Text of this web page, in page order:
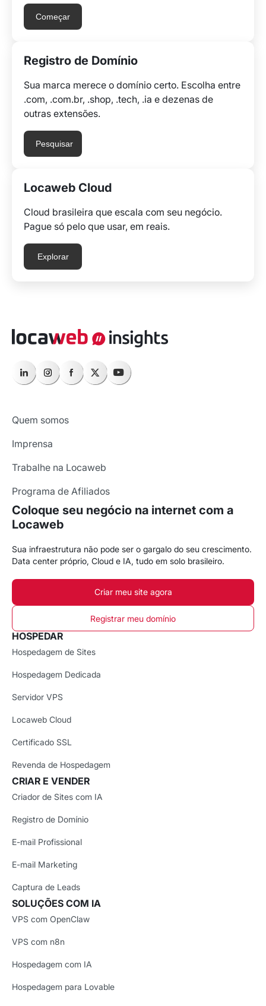
Começar
Registro de Domínio
Sua marca merece o domínio certo. Escolha entre
.com, .com.br, .shop, .tech, .ia e dezenas de
outras extensões.
Pesquisar
Locaweb Cloud
Cloud brasileira que escala com seu negócio.
Pague só pelo que usar, em reais.
Explorar
Quem somos
Imprensa
Trabalhe na Locaweb
Programa de Afiliados
Coloque seu negócio na internet com a
Locaweb
Sua infraestrutura não pode ser o gargalo do seu crescimento.
Data center próprio, Cloud e IA, tudo em solo brasileiro.
Criar meu site agora
Registrar meu domínio
HOSPEDAR
Hospedagem de Sites
Hospedagem Dedicada
Servidor VPS
Locaweb Cloud
Certificado SSL
Revenda de Hospedagem
CRIAR E VENDER
Criador de Sites com IA
Registro de Domínio
E-mail Profissional
E-mail Marketing
Captura de Leads
SOLUÇÕES COM IA
VPS com OpenClaw
VPS com n8n
Hospedagem com IA
Hospedagem para Lovable